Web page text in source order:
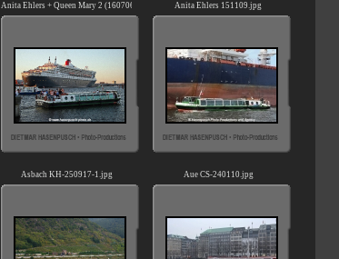
Anita Ehlers + Queen Mary 2 (160706-03-HW).jpgAnita Ehlers 151109.jpg
Asbach KH-250917-1.jpg Aue CS-240110.jpg